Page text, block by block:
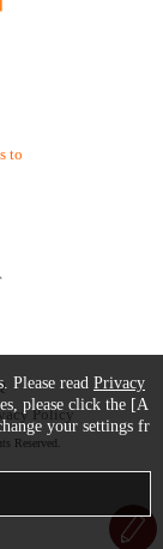
to
Policy
Reserved.
Please read Privacy
please click the [A
your settings fr